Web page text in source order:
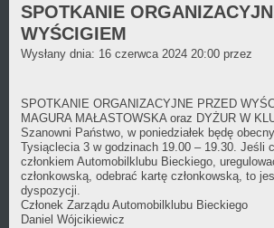
był
dodany
w
SPOTKANIE
WYŚCIGIEM
Wysłany dnia: 16 czerwca 2024 20:00 przez
SPOTKANIE ORGANIZACYJNE PRZED
MAGURA MAŁASTOWSKA oraz DYŻUR W
Szanowni Państwo, w poniedziałek będę
Tysiąclecia 3 w godzinach 19.00 – 19.30. Jeśli
członkiem Automobilklubu Bieckiego,
członkowską, odebrać kartę członkowską, to
dyspozycji.
Członek Zarządu Automobilklubu Bieckiego
Daniel Wójcikiewicz